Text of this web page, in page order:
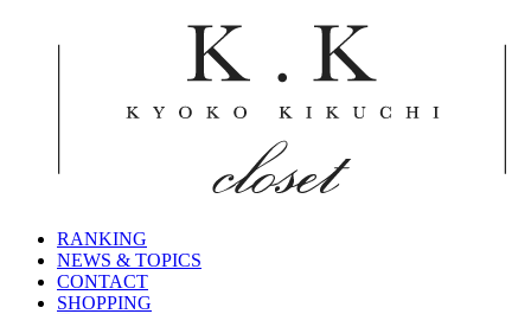
RANKING
NEWS & TOPICS
CONTACT
SHOPPING